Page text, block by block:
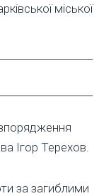
міської
Ігор Терехов.
за загиблими